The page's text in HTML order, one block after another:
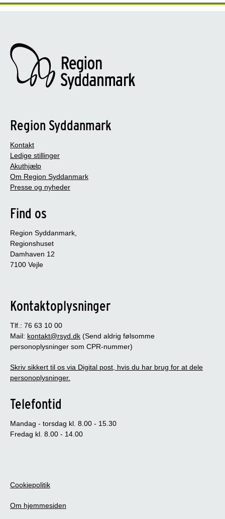
Region Syddanmark
Kontakt
Ledige stillinger
Akuthjælp
Om Region Syddanmark
Presse og nyheder
Find os
Region Syddanmark,
Regionshuset
Damhaven 12
7100 Vejle
Kontaktoplysninger
Tlf.: 76 63 10 00
Mail: kontakt@rsyd.dk (Send aldrig følsomme
personoplysninger som CPR-nummer)
Skriv sikkert til os via Digital post, hvis du har brug for at dele
personoplysninger.
Telefontid
Mandag - torsdag kl. 8.00 - 15.30
Fredag kl. 8.00 - 14.00
Cookiepolitik
Om hjemmesiden